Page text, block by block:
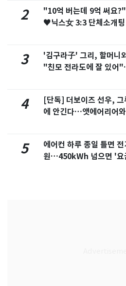
2
"10억 버는데 9억 써요
♥닉스女 3:3 단체소개팅
3
'김구라子' 그리, 할머니
"친모 전라도에 잘 있어
4
[단독] 더보이즈 선우, 그
에 안긴다…앳에어리어
5
에어컨 하루 종일 틀면
원…450kWh 넘으면 '요